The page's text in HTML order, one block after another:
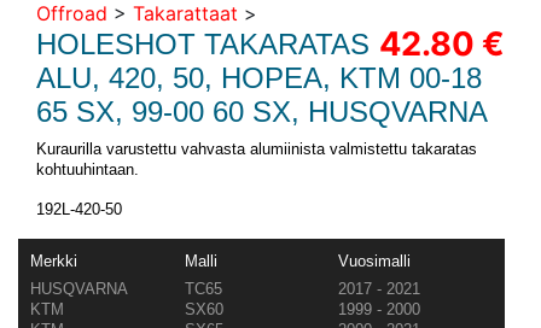
Offroad > Takarattaat >
42.80 €
HOLESHOT TAKARATAS
ALU, 420, 50, HOPEA, KTM 00-18
65 SX, 99-00 60 SX, HUSQVARNA
Kuraurilla varustettu vahvasta alumiinista valmistettu takaratas
kohtuuhintaan.
192L-420-50
Merkki Malli
Vuosimalli
HUSQVARNA
TC65
2017 - 2021
KTM
SX60
1999 - 2000